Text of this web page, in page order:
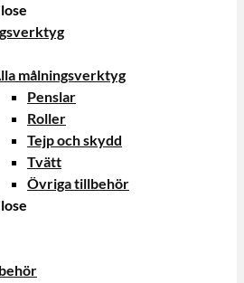
målningsverktyg
Penslar
Roller
Tejp och skydd
Tvätt
Övriga tillbehör